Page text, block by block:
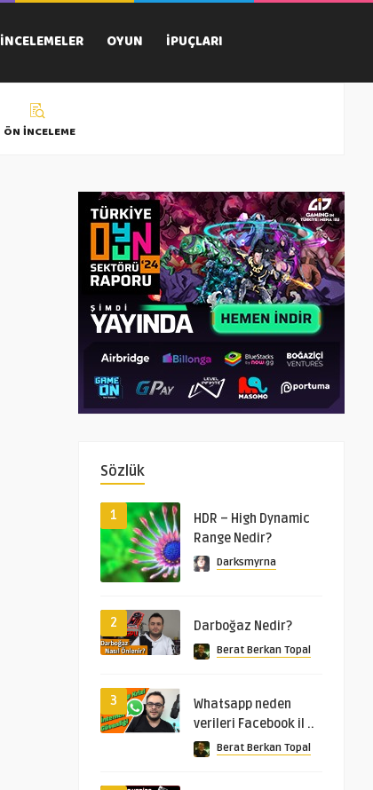
İNCELEMELER OYUN İPUÇLARI
ÖN İNCELEME
Sözlük
1
HDR – High Dynamic
Range Nedir?
Darksmyrna
2 Darboğaz Nedir?
Berat Berkan Topal
3
Whatsapp neden
verileri Facebook il ..
Berat Berkan Topal